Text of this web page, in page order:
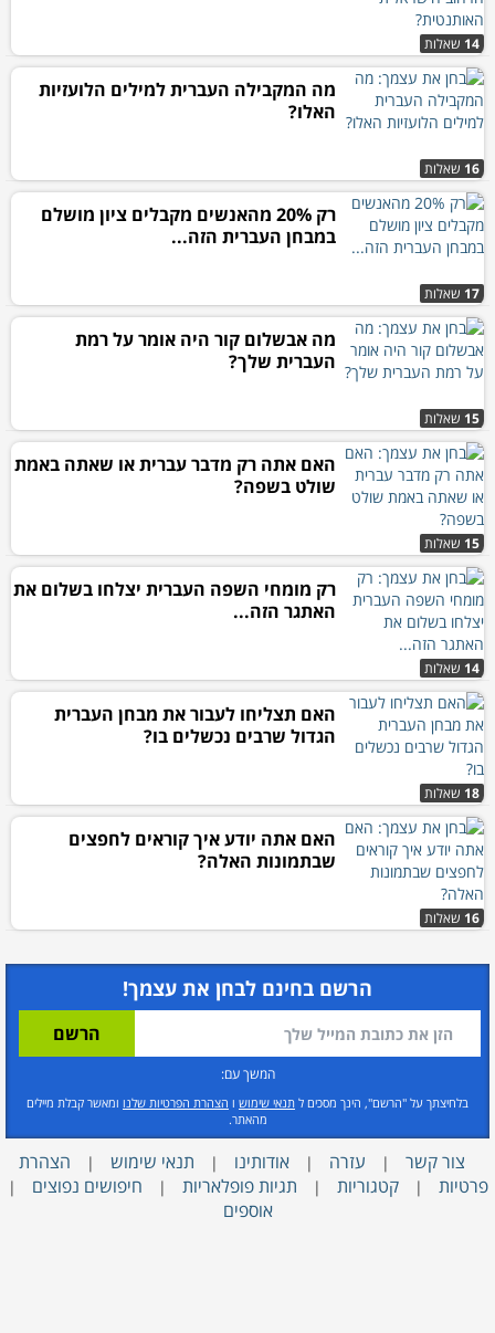
14 שאלות
16 שאלות
מה המקבילה העברית למילים הלועזיות
האלו?
17 שאלות
רק 20% מהאנשים מקבלים ציון מושלם
במבחן העברית הזה...
15 שאלות
מה אבשלום קור היה אומר על רמת
העברית שלך?
15 שאלות
האם אתה רק מדבר עברית או שאתה באמת
שולט בשפה?
14 שאלות
רק מומחי השפה העברית יצלחו בשלום את
האתגר הזה...
18 שאלות
האם תצליחו לעבור את מבחן העברית
הגדול שרבים נכשלים בו?
16 שאלות
האם אתה יודע איך קוראים לחפצים
שבתמונות האלה?
הרשם בחינם לבחן את עצמך!
המשך עם:
בלחיצתך על "הרשם", הינך מסכים ל תנאי שימוש ו הצהרת הפרטיות שלנו ומאשר קבלת מיילים
מהאתר.
צור קשר | עזרה | אודותינו | תנאי שימוש |
הצהרת
פרטיות
| קטגוריות | תגיות פופלאריות | חיפושים נפוצים |
אוספים